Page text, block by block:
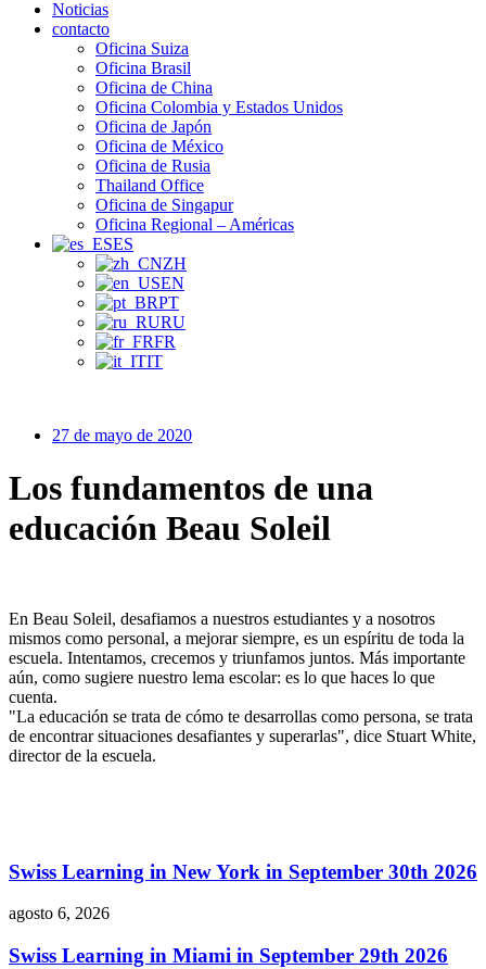
Noticias
contacto
Oficina Suiza
Oficina Brasil
Oficina de China
Oficina Colombia y Estados Unidos
Oficina de Japón
Oficina de México
Oficina de Rusia
Thailand Office
Oficina de Singapur
Oficina Regional – Américas
ES
ZH
EN
PT
RU
FR
IT
27 de mayo de 2020
Los fundamentos de una
educación Beau Soleil
En Beau Soleil, desafiamos a nuestros estudiantes y a nosotros
mismos como personal, a mejorar siempre, es un espíritu de toda la
escuela. Intentamos, crecemos y triunfamos juntos. Más importante
aún, como sugiere nuestro lema escolar: es lo que haces lo que
cuenta.
"La educación se trata de cómo te desarrollas como persona, se trata
de encontrar situaciones desafiantes y superarlas", dice Stuart White,
director de la escuela.
Swiss Learning in New York in September 30th 2026
agosto 6, 2026
Swiss Learning in Miami in September 29th 2026